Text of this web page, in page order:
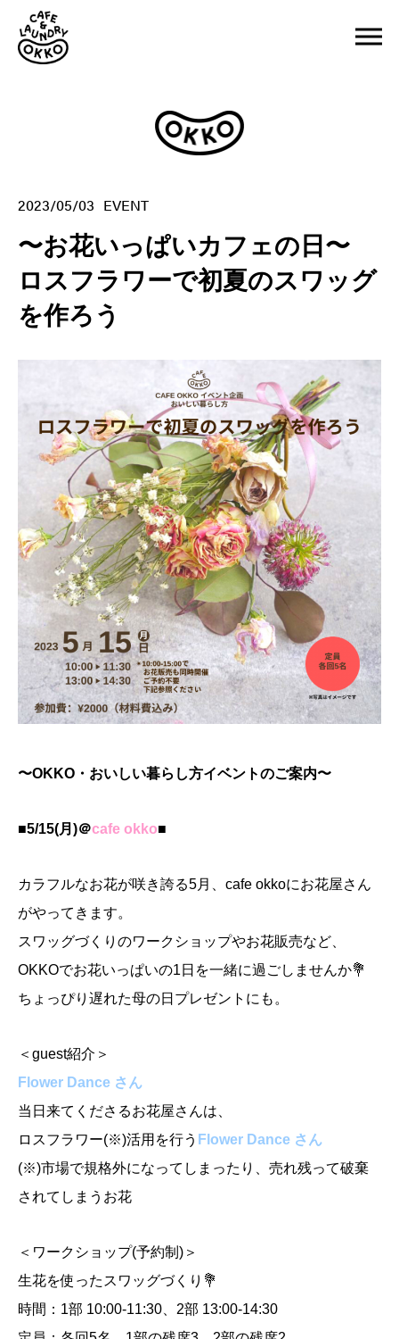
2023/05/03 EVENT
〜お花いっぱいカフェの日〜
ロスフラワーで初夏のスワッグ
を作ろう
〜OKKO・おいしい暮らし方イベントのご案内〜
■5/15(月)＠cafe okko■
カラフルなお花が咲き誇る5月、 cafe okkoにお花屋さん
がやってきます。
スワッグづくりのワークショップやお花販売など、
OKKOでお花いっぱいの1日を一緒に過ごしませんか💐
ちょっぴり遅れた母の日プレゼントにも。
＜guest紹介＞
Flower Dance さん
当日来てくださるお花屋さんは、
ロスフラワー(※)活用を行う Flower Dance さん
(※)市場で規格外になってしまったり、売れ残って破棄
されてしまうお花
＜ワークショップ(予約制)＞
生花を使ったスワッグづくり💐
時間：1部 10:00-11:30、2部 13:00-14:30